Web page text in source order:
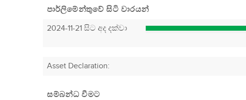
පාර්ලිමේන්තුවේ සිටි වාරයන්
2024-11-21 සිට අද දක්වා
Asset Declaration:
සම්බන්ධ වීමට